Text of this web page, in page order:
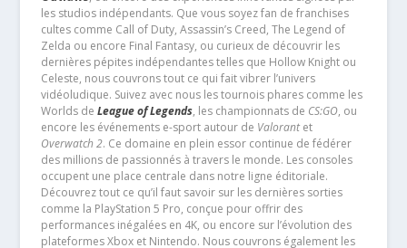
les studios indépendants. Que vous soyez fan de franchises
cultes comme Call of Duty, Assassin’s Creed, The Legend of
Zelda ou encore Final Fantasy, ou curieux de découvrir les
dernières pépites indépendantes telles que Hollow Knight ou
Celeste, nous couvrons tout ce qui fait vibrer l’univers
vidéoludique. Suivez avec nous les tournois phares comme les
Worlds de League of Legends, les championnats de CS:GO, ou
encore les événements e-sport autour de Valorantet
Overwatch 2. Ce domaine en plein essor continue de fédérer
des millions de passionnés à travers le monde. Les consoles
occupent une place centrale dans notre ligne éditoriale.
Découvrez tout ce qu’il faut savoir sur les dernières sorties
comme la PlayStation 5 Pro, conçue pour offrir des
performances inégalées en 4K, ou encore sur l’évolution des
plateformes Xbox et Nintendo. Nous couvrons également les